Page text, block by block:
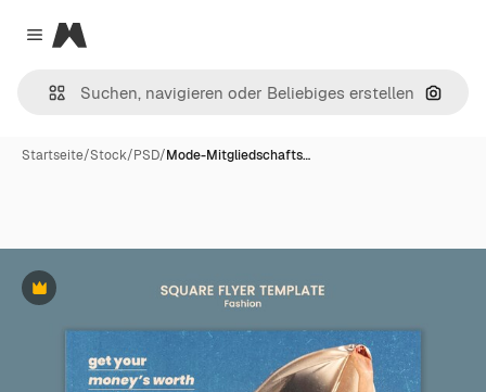
Close menu
Magnific
Nach
Startseite/Stock/PSD/Mode-Mitgliedschafts…
Premium